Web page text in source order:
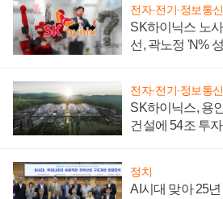
전자·전기·정보통신
SK하이닉스 노
선, 곽노정 'N%
전자·전기·정보통신
SK하이닉스, 용
건설에 54조 투
정치
AI시대 맞아 25